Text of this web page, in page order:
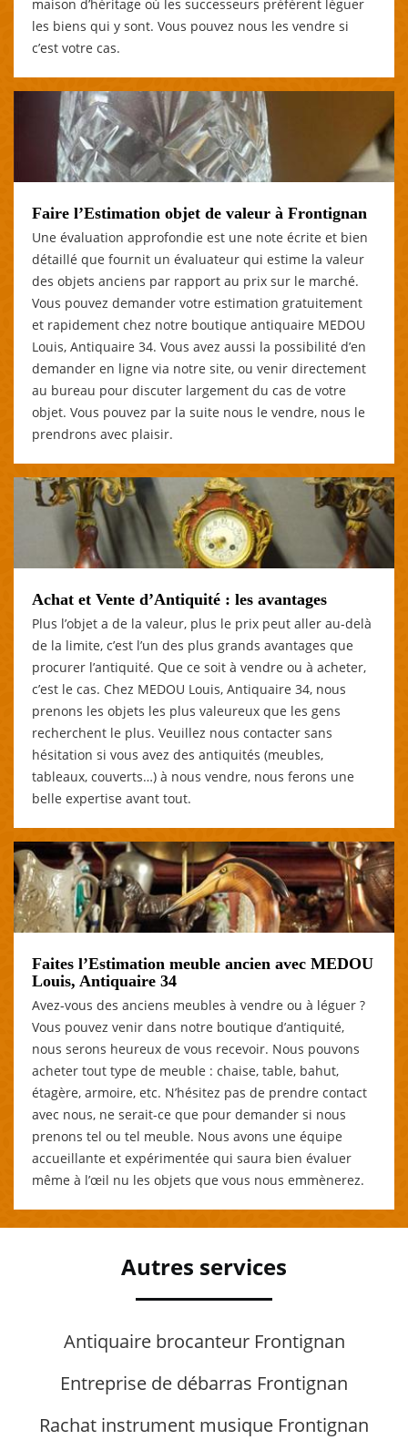
maison d’héritage où les successeurs préfèrent léguer
les biens qui y sont. Vous pouvez nous les vendre si
c’est votre cas.
Faire l’Estimation objet de valeur à Frontignan
Une évaluation approfondie est une note écrite et bien
détaillé que fournit un évaluateur qui estime la valeur
des objets anciens par rapport au prix sur le marché.
Vous pouvez demander votre estimation gratuitement
et rapidement chez notre boutique antiquaire MEDOU
Louis, Antiquaire 34. Vous avez aussi la possibilité d’en
demander en ligne via notre site, ou venir directement
au bureau pour discuter largement du cas de votre
objet. Vous pouvez par la suite nous le vendre, nous le
prendrons avec plaisir.
Achat et Vente d’Antiquité : les avantages
Plus l’objet a de la valeur, plus le prix peut aller au-delà
de la limite, c’est l’un des plus grands avantages que
procurer l’antiquité. Que ce soit à vendre ou à acheter,
c’est le cas. Chez MEDOU Louis, Antiquaire 34, nous
prenons les objets les plus valeureux que les gens
recherchent le plus. Veuillez nous contacter sans
hésitation si vous avez des antiquités (meubles,
tableaux, couverts…) à nous vendre, nous ferons une
belle expertise avant tout.
Faites l’Estimation meuble ancien avec MEDOU
Louis, Antiquaire 34
Avez-vous des anciens meubles à vendre ou à léguer ?
Vous pouvez venir dans notre boutique d’antiquité,
nous serons heureux de vous recevoir. Nous pouvons
acheter tout type de meuble : chaise, table, bahut,
étagère, armoire, etc. N’hésitez pas de prendre contact
avec nous, ne serait-ce que pour demander si nous
prenons tel ou tel meuble. Nous avons une équipe
accueillante et expérimentée qui saura bien évaluer
même à l’œil nu les objets que vous nous emmènerez.
Autres services
Antiquaire brocanteur Frontignan
Entreprise de débarras Frontignan
Rachat instrument musique Frontignan